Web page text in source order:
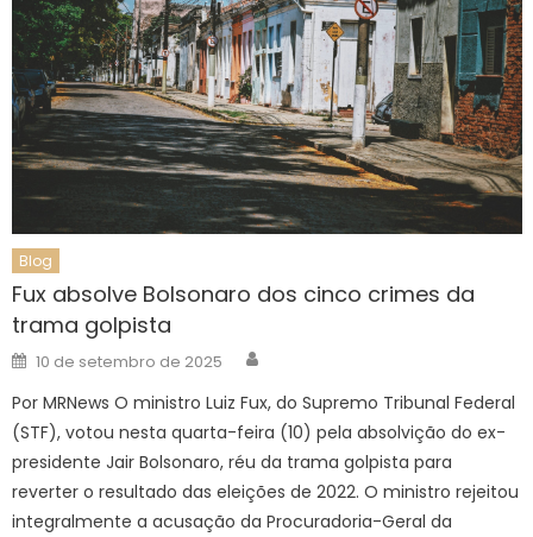
Blog
Fux absolve Bolsonaro dos cinco crimes da
trama golpista
Posted
on
10 de setembro de 2025
Por MRNews O ministro Luiz Fux, do Supremo Tribunal Federal
(STF), votou nesta quarta-feira (10) pela absolvição do ex-
presidente Jair Bolsonaro, réu da trama golpista para
reverter o resultado das eleições de 2022. O ministro rejeitou
integralmente a acusação da Procuradoria-Geral da